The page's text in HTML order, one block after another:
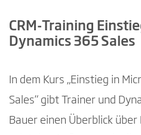
CRM-Training
Dynamics 365 Sales
In dem Kurs „Einstieg in
Sales“ gibt Trainer und
Bauer einen Überblick über